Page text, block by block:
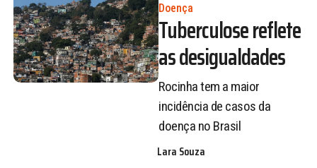
Doença
Tuberculose reflete
as desigualdades
Rocinha tem a maior
incidência de casos da
doença no Brasil
Lara Souza